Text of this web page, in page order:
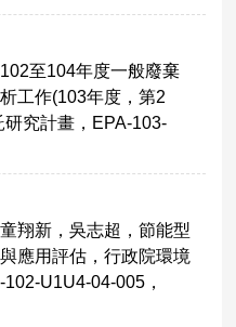
至104年度一般廢棄
工作(103年度，第2
究計畫，EPA-103-
翔新，吳志超，節能型
應用評估，行政院環境
U1U4-04-005，